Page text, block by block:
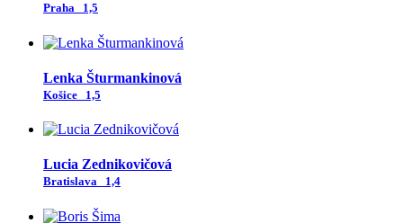
Praha 1,5
Lenka Šturmankinová
Košice 1,5
Lucia Zednikovičová
Bratislava 1,4